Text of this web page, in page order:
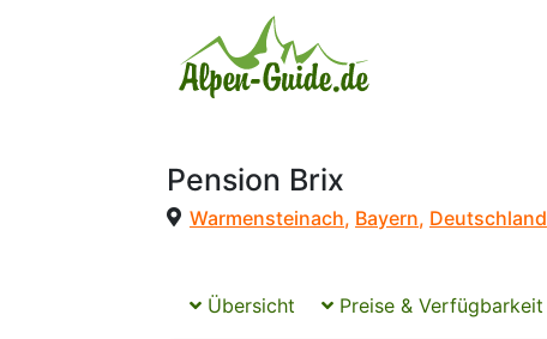
Pension Brix
Warmensteinach, Bayern, Deutschland
Übersicht Preise & Verfügbarkeit